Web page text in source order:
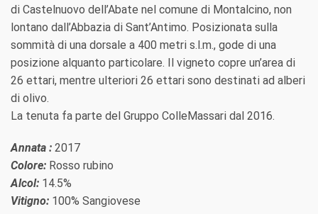
di Castelnuovo dell’Abate nel comune di Montalcino, non
lontano dall’Abbazia di Sant’Antimo. Posizionata sulla
sommità di una dorsale a 400 metri s.l.m., gode di una
posizione alquanto particolare. Il vigneto copre un’area di
26 ettari, mentre ulteriori 26 ettari sono destinati ad alberi
di olivo.
La tenuta fa parte del Gruppo ColleMassari dal 2016.
Annata : 2017
Colore: Rosso rubino
Alcol: 14.5%
Vitigno: 100% Sangiovese